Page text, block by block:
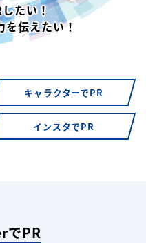
たい！
伝えたい！
キャラクターでPR
インスタでPR
でPR